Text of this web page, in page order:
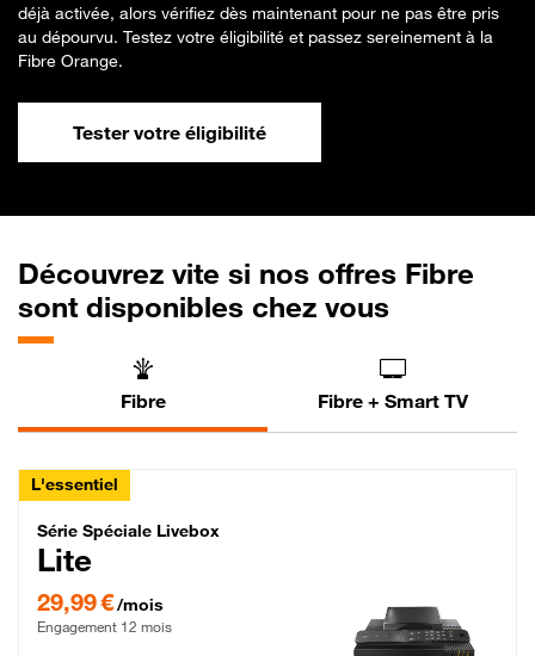
déjà activée, alors vérifiez dès maintenant pour ne pas être pris
au dépourvu. Testez votre éligibilité et passez sereinement à la
Fibre Orange.
Tester votre éligibilité
Découvrez vite si nos offres Fibre
sont disponibles chez vous
Fibre Fibre + Smart TV
L'essentiel
Série Spéciale Livebox Lite Fibre
Série Spéciale Livebox
Lite
29,99 €/mois
Engagement 12 mois